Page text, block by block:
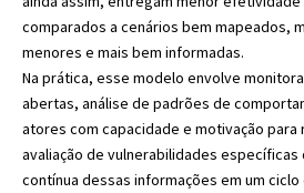
comparados a cenários bem mapeados,
menores e mais bem informadas.
Na prática, esse modelo envolve
abertas, análise de padrões de
atores com capacidade e motivação
avaliação de vulnerabilidades
contínua dessas informações em um